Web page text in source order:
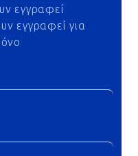
εγγραφεί
εγγραφεί για